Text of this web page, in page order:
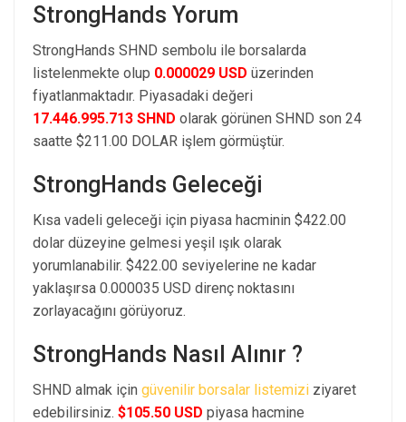
StrongHands Yorum
StrongHands SHND sembolu ile borsalarda
listelenmekte olup 0.000029 USD üzerinden
fiyatlanmaktadır. Piyasadaki değeri
17.446.995.713 SHND olarak görünen SHND son 24
saatte $211.00 DOLAR işlem görmüştür.
StrongHands Geleceği
Kısa vadeli geleceği için piyasa hacminin $422.00
dolar düzeyine gelmesi yeşil ışık olarak
yorumlanabilir. $422.00 seviyelerine ne kadar
yaklaşırsa 0.000035 USD direnç noktasını
zorlayacağını görüyoruz.
StrongHands Nasıl Alınır ?
SHND almak için güvenilir borsalar listemizi ziyaret
edebilirsiniz. $105.50 USD piyasa hacmine